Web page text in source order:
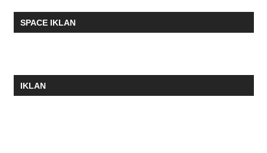
SPACE IKLAN
IKLAN